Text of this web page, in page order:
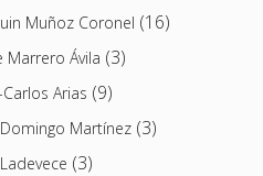
Muñoz Coronel (16)
Marrero Ávila (3)
Carlos Arias (9)
Martínez(3)
(3)